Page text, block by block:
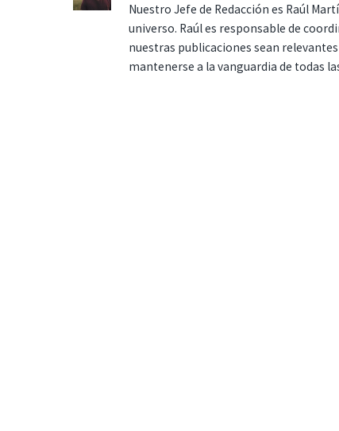
Nuestro Jefe de Redacción es Raúl
universo. Raúl es responsable de
nuestras publicaciones sean
mantenerse a la vanguardia de todas